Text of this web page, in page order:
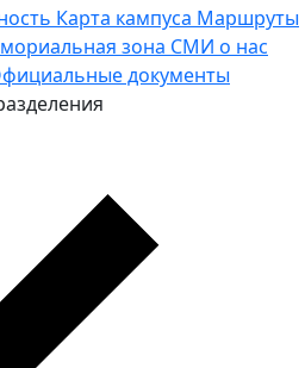
Карта кампуса Маршруты
зона СМИ о нас
документы